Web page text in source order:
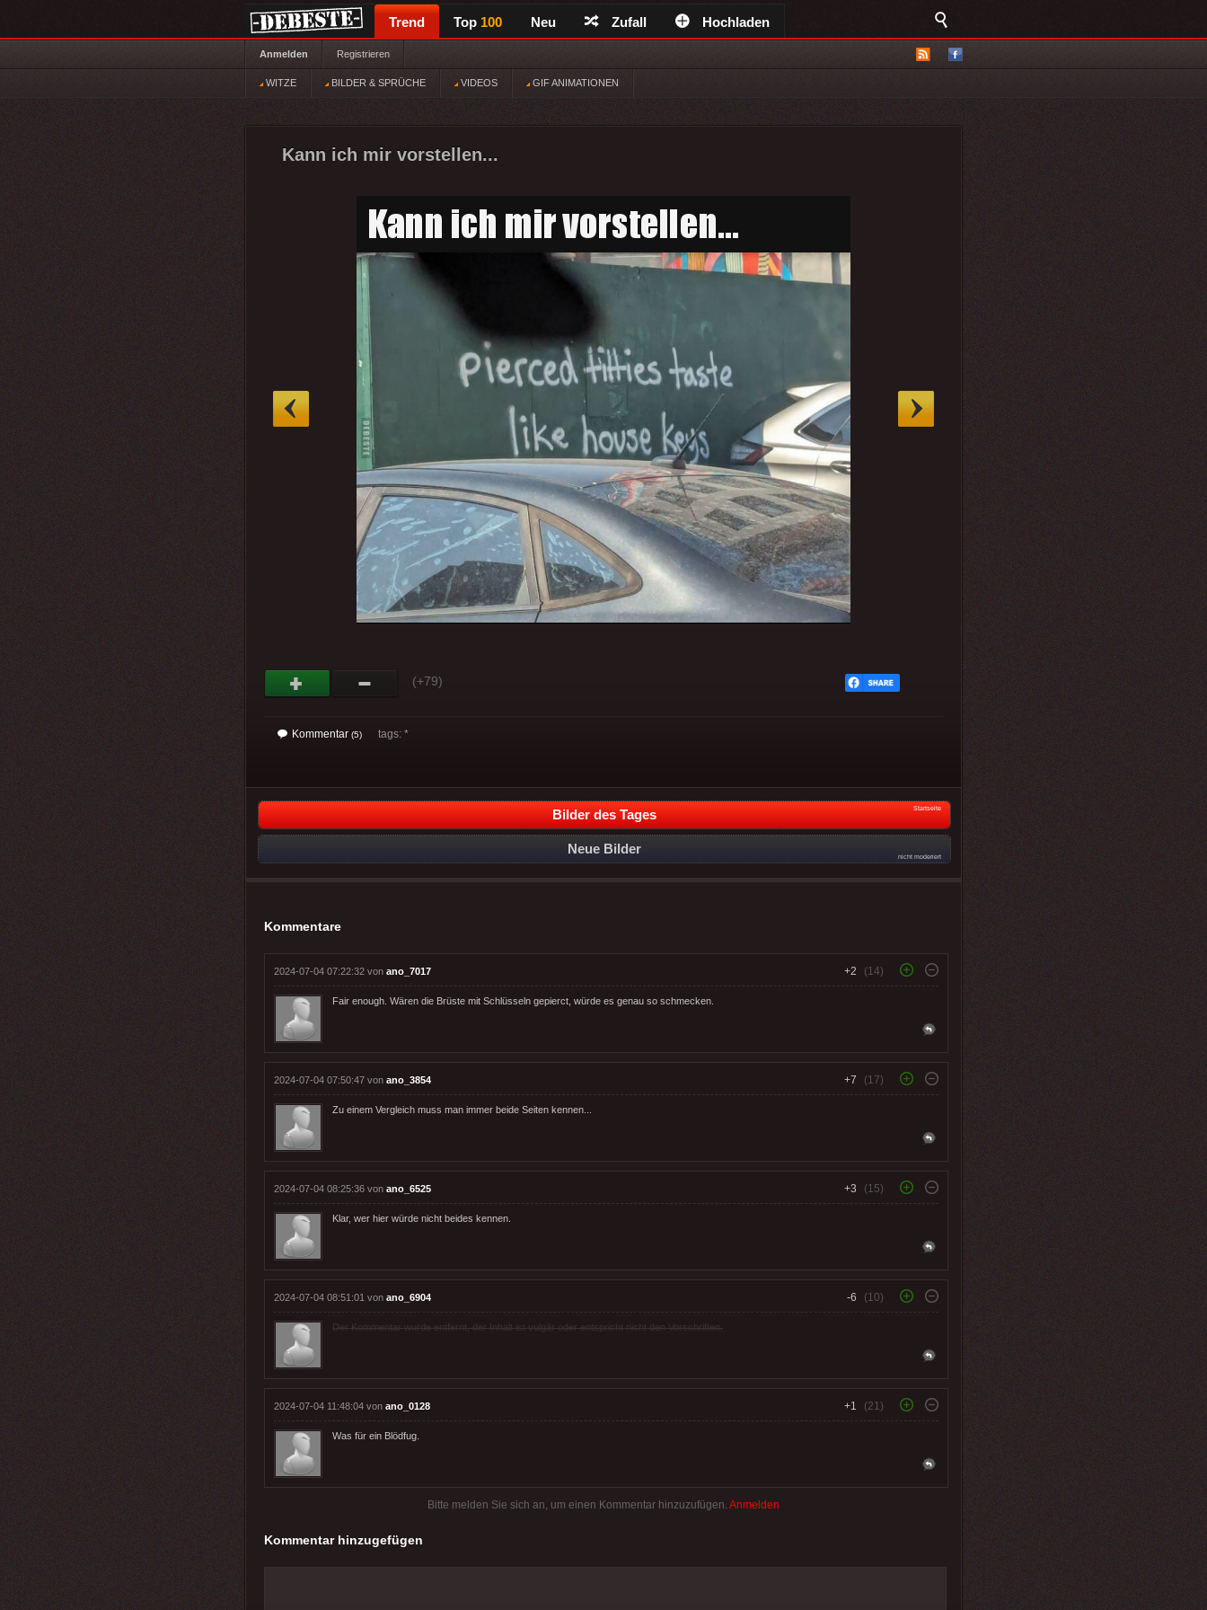
Trend Top 100 Neu Zufall Hochladen
Anmelden Registrieren
WITZE BILDER & SPRÜCHE VIDEOS GIF ANIMATIONEN
Kann ich mir vorstellen...
(+79)
Kommentar (5) tags: *
Bilder des Tages Startseite
Neue Bilder
nicht moderiert
Kommentare
2024-07-04 07:22:32 von ano_7017 +2 (14)
Fair enough. Wären die Brüste mit Schlüsseln gepierct, würde es genau so schmecken.
2024-07-04 07:50:47 von ano_3854 +7 (17)
Zu einem Vergleich muss man immer beide Seiten kennen...
2024-07-04 08:25:36 von ano_6525 +3 (15)
Klar, wer hier würde nicht beides kennen.
2024-07-04 08:51:01 von ano_6904 -6 (10)
Der Kommentar wurde entfernt, der Inhalt ist vulgär oder entspricht nicht den Vorschriften.
2024-07-04 11:48:04 von ano_0128 +1 (21)
Was für ein Blödfug.
Bitte melden Sie sich an, um einen Kommentar hinzuzufügen. Anmelden
Kommentar hinzugefügen